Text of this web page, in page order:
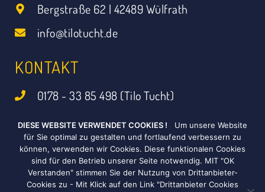
Bergstraße 62 | 42489 Wülfrath
info@tilotucht.de
KONTAKT
0178 - 33 85 498 (Tilo Tucht)
0173 - 98 08 584 (Luisa Bücken)
SOCIAL MEDIA
DIESE WEBSITE VERWENDET COOKIES ! Um unsere Website
für Sie optimal zu gestalten und fortlaufend verbessern zu
können, verwenden wir Cookies. Diese funktionalen Cookies
sind für den Betrieb unserer Seite notwendig. MIT "OK
Verstanden" stimmen Sie der Nutzung von Drittanbieter-
Cookies zu - Mit Klick auf den Link "Drittanbieter Cookies